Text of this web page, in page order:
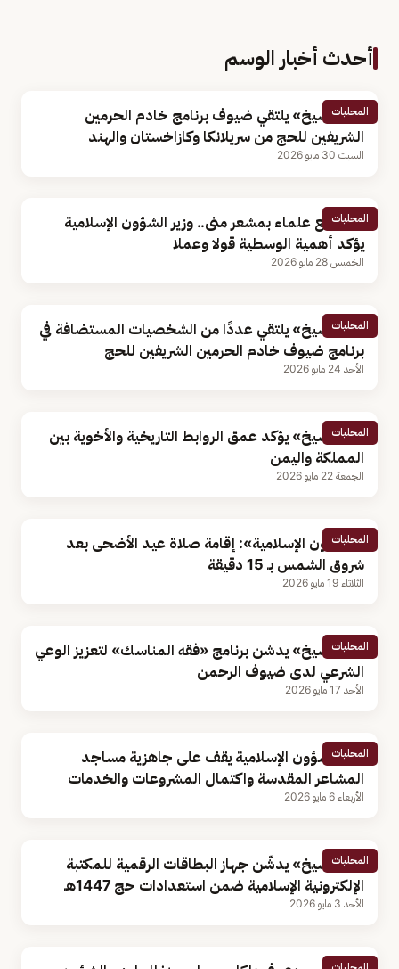
أحدث أخبار الوسم
المحليات
«آل الشيخ» يلتقي ضيوف برنامج خادم الحرمين
الشريفين للحج من سريلانكا وكازاخستان والهند
السبت 30 مايو 2026
المحليات
بلقاء مع علماء بمشعر منى.. وزير الشؤون الإسلامية
يؤكد أهمية الوسطية قولا وعملا
الخميس 28 مايو 2026
المحليات
«آل الشيخ» يلتقي عددًا من الشخصيات المستضافة في
برنامج ضيوف خادم الحرمين الشريفين للحج
الأحد 24 مايو 2026
المحليات
«آل الشيخ» يؤكد عمق الروابط التاريخية والأخوية بين
المملكة واليمن
الجمعة 22 مايو 2026
المحليات
«الشؤون الإسلامية»: إقامة صلاة عيد الأضحى بعد
شروق الشمس بـ 15 دقيقة
الثلاثاء 19 مايو 2026
المحليات
«آل الشيخ» يدشن برنامج «فقه المناسك» لتعزيز الوعي
الشرعي لدى ضيوف الرحمن
الأحد 17 مايو 2026
المحليات
وزير الشؤون الإسلامية يقف على جاهزية مساجد
المشاعر المقدسة واكتمال المشروعات والخدمات
الأربعاء 6 مايو 2026
المحليات
«آل الشيخ» يدشّن جهاز البطاقات الرقمية للمكتبة
الإلكترونية الإسلامية ضمن استعدادات حج 1447هـ
الأحد 3 مايو 2026